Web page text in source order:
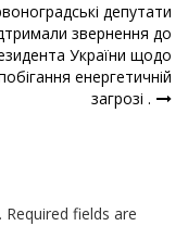
депутати
звернення до
України щодо
енергетичній
загрозі .
fields are